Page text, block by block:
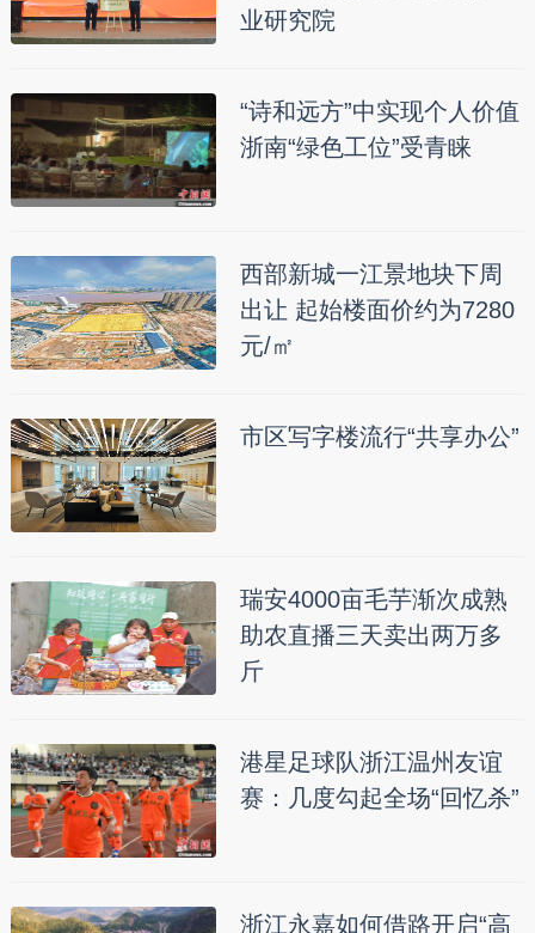
业研究院
“诗和远方”中实现个人价值
浙南“绿色工位”受青睐
西部新城一江景地块下周
出让 起始楼面价约为7280
元/㎡
市区写字楼流行“共享办公”
瑞安4000亩毛芋渐次成熟
助农直播三天卖出两万多
斤
港星足球队浙江温州友谊
赛：几度勾起全场“回忆杀”
浙江永嘉如何借路开启“高